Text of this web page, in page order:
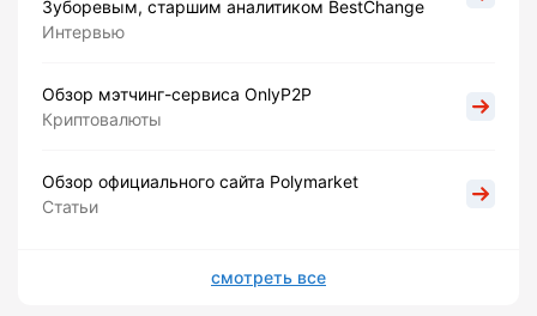
Зуборевым, старшим аналитиком BestChange
Интервью
Обзор мэтчинг-сервиса OnlyP2P
Криптовалюты
Обзор официального сайта Polymarket
Статьи
смотреть все